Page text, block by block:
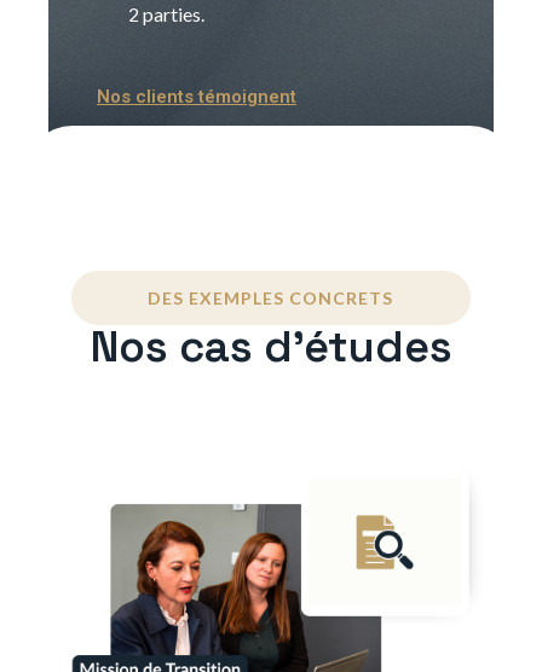
2 parties.
Nos clients témoignent
DES EXEMPLES CONCRETS
Nos cas d'études